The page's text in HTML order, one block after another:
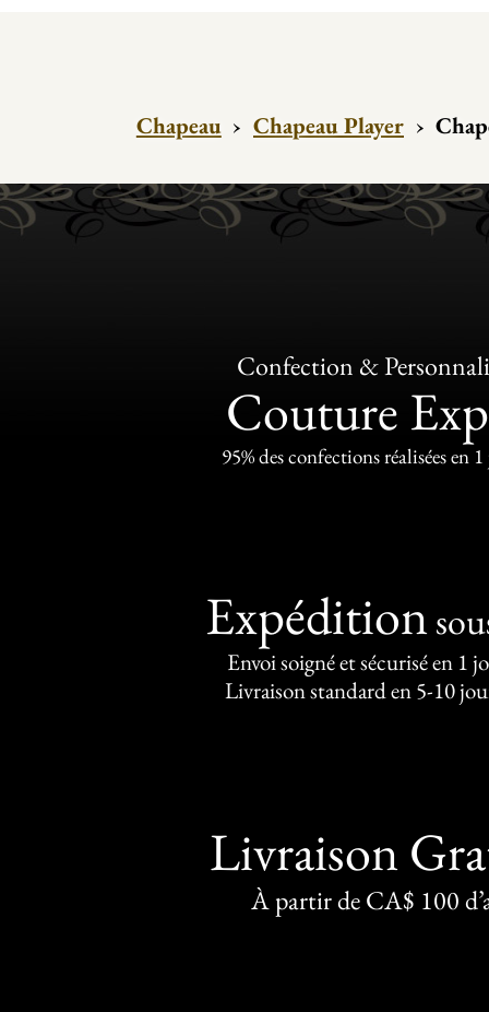
Chapeau › Chapeau Player ›
Confection &
Couture
95% des confections réalisées en
Expédition
Envoi soigné et sécurisé en 1
Livraison standard en 5-10
Livraison
À partir de CA$ 100